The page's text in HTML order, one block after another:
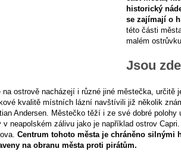
historický
se zajímají o
této části
malém
Jsou
na ostrově nacházejí i různé jiné městečka,
kvalitě místních lázní navštívili již několik
Andersen. Městečko těží i ze své dobré
v neapolském zálivu jako je například ostrov
Centrum tohoto města je chráněno silnými
na obranu města proti pirátům.